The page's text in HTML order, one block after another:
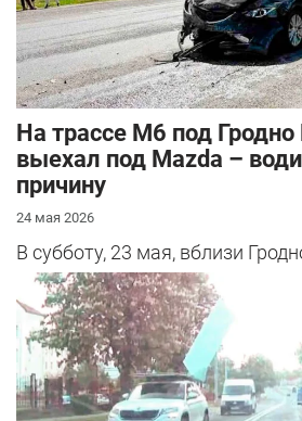
На трассе М6 под Гродно
выехал под Mazda –
причину
24 мая 2026
В субботу, 23 мая, вблизи
серьезная авария –
Peugeot. Читатель АвтоГродно